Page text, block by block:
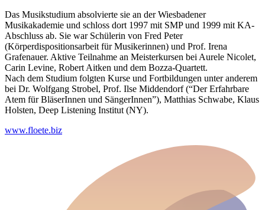
Das Musikstudium absolvierte sie an der Wiesbadener
Musikakademie und schloss dort 1997 mit SMP und 1999 mit KA-
Abschluss ab. Sie war Schülerin von Fred Peter
(Körperdispositionsarbeit für Musikerinnen) und Prof. Irena
Grafenauer. Aktive Teilnahme an Meisterkursen bei Aurele Nicolet,
Carin Levine, Robert Aitken und dem Bozza-Quartett.
Nach dem Studium folgten Kurse und Fortbildungen unter anderem
bei Dr. Wolfgang Strobel, Prof. Ilse Middendorf (“Der Erfahrbare
Atem für BläserInnen und SängerInnen”), Matthias Schwabe, Klaus
Holsten, Deep Listening Institut (NY).
www.floete.biz